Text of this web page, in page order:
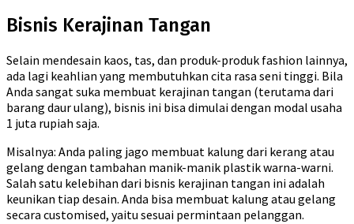
Bisnis Kerajinan Tangan
Selain mendesain kaos, tas, dan produk-produk fashion lainnya,
ada lagi keahlian yang membutuhkan cita rasa seni tinggi. Bila
Anda sangat suka membuat kerajinan tangan (terutama dari
barang daur ulang), bisnis ini bisa dimulai dengan modal usaha
1 juta rupiah saja.
Misalnya: Anda paling jago membuat kalung dari kerang atau
gelang dengan tambahan manik-manik plastik warna-warni.
Salah satu kelebihan dari bisnis kerajinan tangan ini adalah
keunikan tiap desain. Anda bisa membuat kalung atau gelang
secara customised, yaitu sesuai permintaan pelanggan.